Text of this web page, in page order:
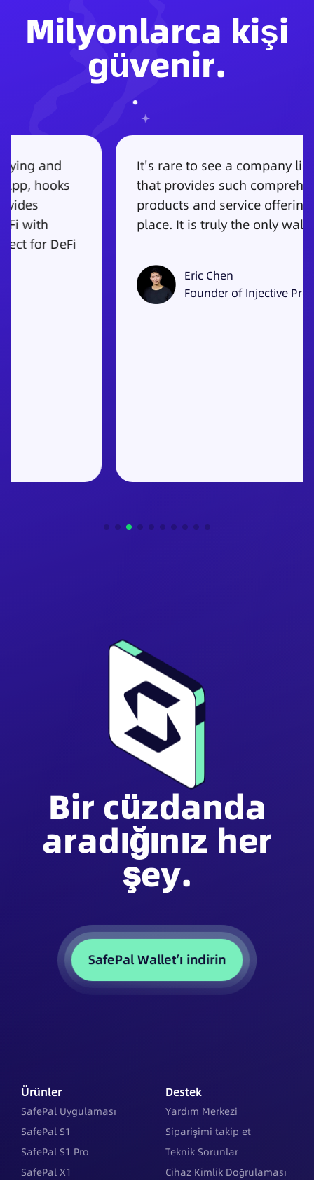
Milyonlarca kişi
güvenir.
It's rare to see a company like SafePal
that provides such comprehensive
products and service offerings in one
place. It is truly the only wallet you need.
Founder of Injective Protocol
Bir cüzdanda
aradığınız her
şey.
SafePal Wallet’ı indirin
Ürünler
SafePal Uygulaması
SafePal S1
SafePal S1 Pro
SafePal X1
Destek
Yardım Merkezi
Siparişimi takip et
Teknik Sorunlar
Cihaz Kimlik Doğrulaması